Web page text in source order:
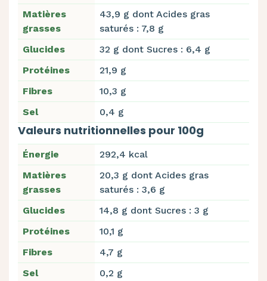
Matières
grasses
43,9 g dont Acides gras
saturés : 7,8 g
Glucides
32 g dont Sucres : 6,4 g
Protéines
21,9 g
Fibres
10,3 g
Sel
0,4 g
Valeurs nutritionnelles pour 100g
Énergie
292,4 kcal
Matières
grasses
20,3 g dont Acides gras
saturés : 3,6 g
Glucides
14,8 g dont Sucres : 3 g
Protéines
10,1 g
Fibres
4,7 g
Sel
0,2 g